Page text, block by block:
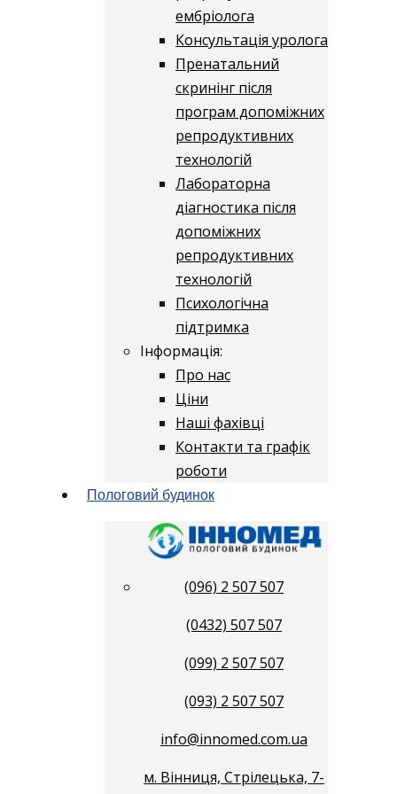
ембріолога
Консультація уролога
Пренатальний
скринінг після
програм допоміжних
репродуктивних
технологій
​​Лабораторна
діагностика після
допоміжних
репродуктивних
технологій
​​Психологічна
підтримка
Інформація:
Про нас
Ціни
Наші фахівці
Контакти та графік
роботи
Пологовий будинок
(096) 2 507 507
(0432) 507 507
(099) 2 507 507
(093) 2 507 507
info@innomed.com.ua
м. Вінниця, Стрілецька, 7-